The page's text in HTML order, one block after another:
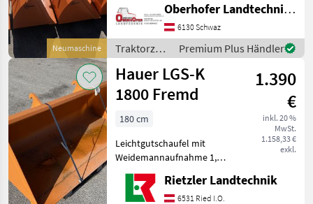
Neumaschine
Auswahl - sofort verfügbar -
Breiten: 1400mm bis
2400mm - mit Hauer oder
Euro-Aufnahme -
Oberhofer Landtechnik GmbH
6130 Schwaz
Traktorzubehör
/ Hauer
Premium Plus Händler
Hauer LGS-K
1800 Fremd
1.390
€
inkl. 20 %
MwSt.
1.158,33 €
exkl.
180 cm
Leichtgutschaufel mit
Weidemannaufnahme 1,
8m breit Traktorzubehör
Frontlader-Anbaugeräte
Rietzler Landtechnik
6531 Ried I.O.